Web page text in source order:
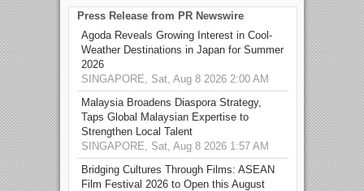
Press Release from PR Newswire
Agoda Reveals Growing Interest in Cool-
Weather Destinations in Japan for Summer
2026
SINGAPORE, Sat, Aug 8 2026 2:00 AM
Malaysia Broadens Diaspora Strategy,
Taps Global Malaysian Expertise to
Strengthen Local Talent
SINGAPORE, Sat, Aug 8 2026 1:57 AM
Bridging Cultures Through Films: ASEAN
Film Festival 2026 to Open this August